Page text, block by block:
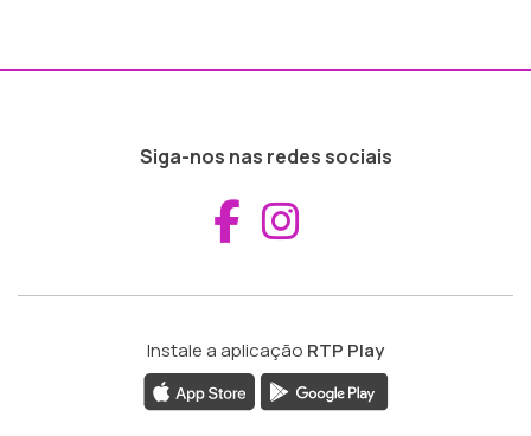
Siga-nos nas redes sociais
Aceder ao
Instale a aplicação RTP Play